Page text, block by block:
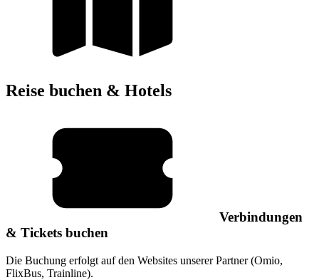
Reise buchen & Hotels
Verbindungen
& Tickets buchen
Die Buchung erfolgt auf den Websites unserer Partner (Omio,
FlixBus, Trainline).